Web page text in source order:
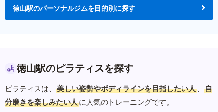
徳山駅のパーソナルジムを目的別に探す
徳山駅のピラティスを探す
ピラティスは、 美しい姿勢やボディラインを目指したい人 、
自
分磨きを楽しみたい人に人気のトレーニングです。